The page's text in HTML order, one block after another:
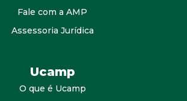
Fale com a AMP
Assessoria Jurídica
Ucamp
O que é Ucamp